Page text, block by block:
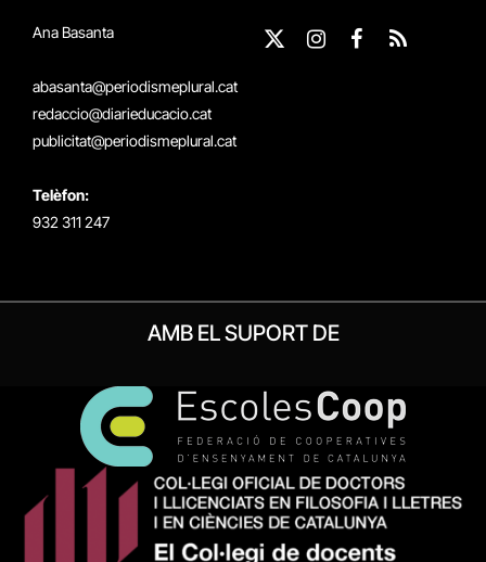
Ana Basanta
abasanta@periodismeplural.cat
redaccio@diarieducacio.cat
publicitat@periodismeplural.cat
Telèfon:
932 311 247
X
Instagram
Facebook
RSS
AMB EL SUPORT DE